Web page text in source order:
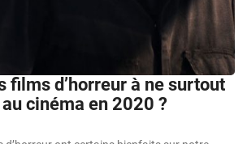
films d’horreur à ne surtout
cinéma en 2020 ?